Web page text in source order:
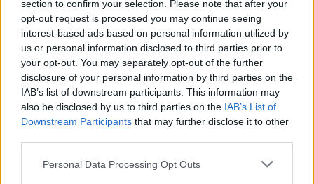
section to confirm your selection. Please note that after your
opt-out request is processed you may continue seeing
interest-based ads based on personal information utilized by
us or personal information disclosed to third parties prior to
your opt-out. You may separately opt-out of the further
disclosure of your personal information by third parties on the
IAB’s list of downstream participants. This information may
also be disclosed by us to third parties on the IAB’s List of
Downstream Participants that may further disclose it to other
Personal Data Processing Opt Outs
Αγγελική Ηλιάδη: Η συγκλονιστική εξομολόγηση
για το θαύμα που βίωσε – «Είδα τον Χριστό
μπροστά μου»